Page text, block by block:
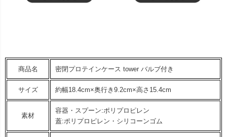
商品名 密閉プロテインケース tower バルブ付き
サイズ 約幅18.4cm×奥行き9.2cm×高さ15.4cm
素材
容器・スプーン:ポリプロピレン
蓋:ポリプロピレン・シリコーンゴム